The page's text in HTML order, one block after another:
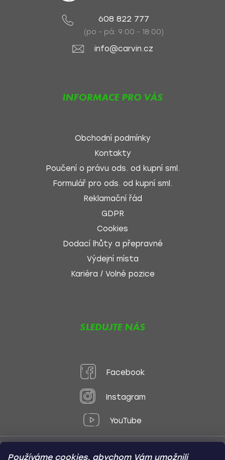
Používáme cookies, abychom Vám umožnili
608 822 777
(po - pá: 9:00 - 18:00)
info@carvin.cz
INFORMACE PRO VÁS
Obchodní podmínky
Kontakty
Poučení o právu ods. od kupní sml.
Formulář pro ods. od kupní sml.
Reklamační řád
GDPR
Cookies
Dodací lhůty a přepravné
Výdejní místa
Kariéra / Volné pozice
SLEDUJTE NÁS
Facebook
Instagram
YouTube